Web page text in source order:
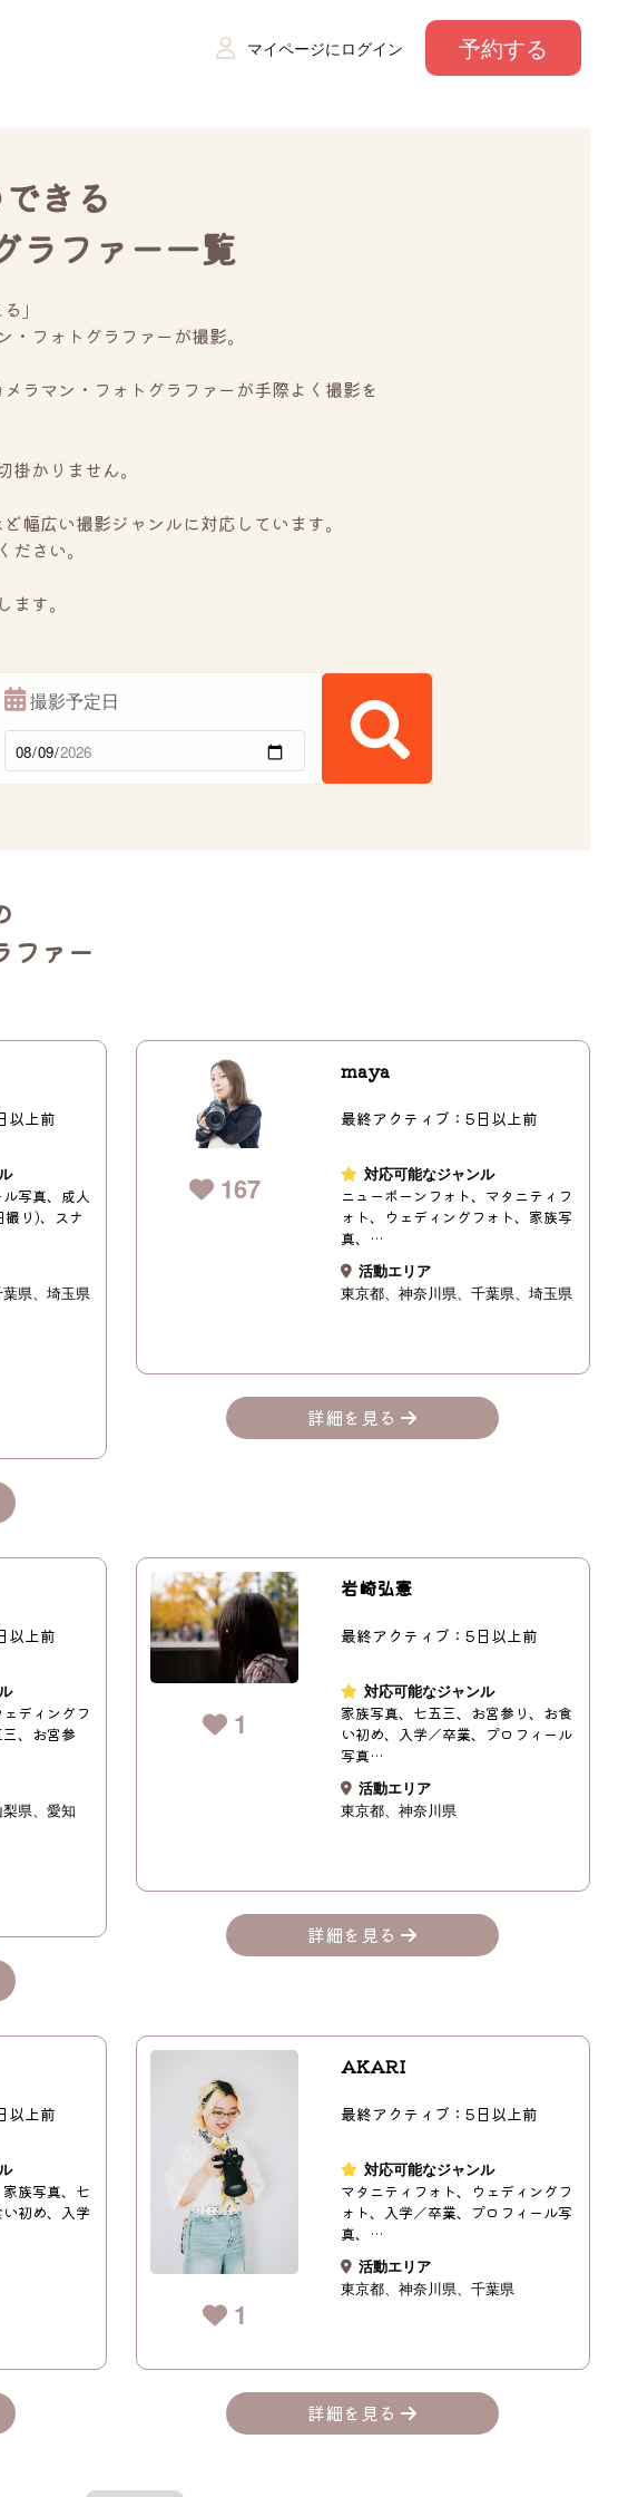
マイページにログイン 予約する
きる
ラファー一覧
」
フォトグラファーが撮影。
ラマン・フォトグラファーが手際よく撮影を
かりません。
幅広い撮影ジャンルに対応しています。
さい。
す。
撮影予定日
ファー
以上前
写真、成人
り)、スナ
県 埼玉県
167
maya
最終アクティブ：5日以上前
対応可能なジャンル
ニューボーンフォト、マタニティフ
ォト、ウェディングフォト、家族写
真、…
活動エリア
東京都
神奈川県 千葉県 埼玉県
詳細を見る
以上前
ディングフ
、お宮参
梨県
愛知
1
岩崎弘憲
最終アクティブ：5日以上前
対応可能なジャンル
家族写真、七五三、お宮参り、お食
い初め、入学／卒業、プロフィール
写真…
活動エリア
東京都
神奈川県
詳細を見る
以上前
族写真、七
初め、入学
1
AKARI
最終アクティブ：5日以上前
対応可能なジャンル
マタニティフォト、ウェディングフ
ォト、入学／卒業、プロフィール写
真、…
活動エリア
東京都
神奈川県 千葉県
詳細を見る